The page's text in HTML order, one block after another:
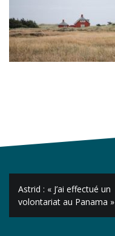
Navigation
de
l’article
Astrid : « J’ai effectué un
volontariat au Panama »